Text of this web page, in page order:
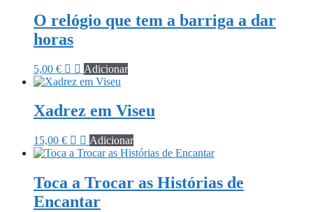
O relógio que tem a barriga a dar
horas
5,00 € Adicionar
Xadrez em Viseu
15,00 € Adicionar
Toca a Trocar as Histórias de
Encantar